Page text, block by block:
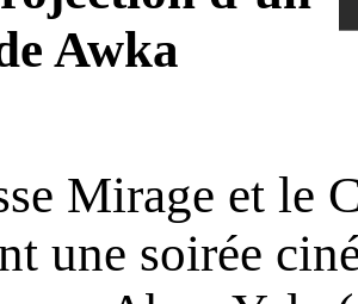
Awka
Mirage et le
une soirée